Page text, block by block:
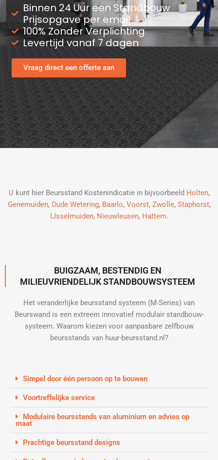
Binnen 24 Uur een Standbouw
Prijsopgave per email
100% Zonder Verplichting
Levertijd vanaf 7 dagen
Vraag direct een offerte aan
U kunt hier Beursstand Kostenindicatie in bijvoorbeeld Holten,
Genemuiden, Oude Wetering, Baarlo, Voorst, Zwolle, Staphorst,
IJsselmuiden, Nieuwleusen, Hattem.
BUIGZAAM, BESTENDIG EN
MILIEUVRIENDELIJK STANDBOUWSYSTEEM
Het veranderlijke beursstand systeem (M-Series) van
Beurswand is een extreem innovatief modulair standbouw-
systeem. Waarom kiezen voor aanpasbare zelfbouw
beursstands van huur-beursstand.nl?
Simpel door één persoon op te bouwen
Voortreffelijke service
Modulaire beursstands van aluminium en advies op
maat
Prachtige beursstand designs